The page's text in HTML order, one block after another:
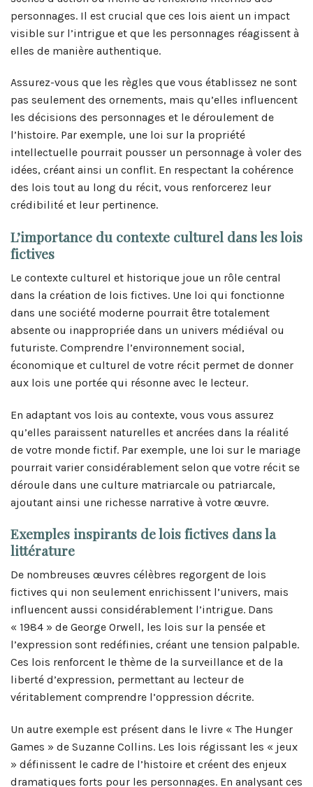
personnages. Il est crucial que ces lois aient un impact
visible sur l’intrigue et que les personnages réagissent à
elles de manière authentique.
Assurez-vous que les règles que vous établissez ne sont
pas seulement des ornements, mais qu’elles influencent
les décisions des personnages et le déroulement de
l’histoire. Par exemple, une loi sur la propriété
intellectuelle pourrait pousser un personnage à voler des
idées, créant ainsi un conflit. En respectant la cohérence
des lois tout au long du récit, vous renforcerez leur
crédibilité et leur pertinence.
L’importance du contexte culturel dans les lois
fictives
Le contexte culturel et historique joue un rôle central
dans la création de lois fictives. Une loi qui fonctionne
dans une société moderne pourrait être totalement
absente ou inappropriée dans un univers médiéval ou
futuriste. Comprendre l’environnement social,
économique et culturel de votre récit permet de donner
aux lois une portée qui résonne avec le lecteur.
En adaptant vos lois au contexte, vous vous assurez
qu’elles paraissent naturelles et ancrées dans la réalité
de votre monde fictif. Par exemple, une loi sur le mariage
pourrait varier considérablement selon que votre récit se
déroule dans une culture matriarcale ou patriarcale,
ajoutant ainsi une richesse narrative à votre œuvre.
Exemples inspirants de lois fictives dans la
littérature
De nombreuses œuvres célèbres regorgent de lois
fictives qui non seulement enrichissent l’univers, mais
influencent aussi considérablement l’intrigue. Dans
« 1984 » de George Orwell, les lois sur la pensée et
l’expression sont redéfinies, créant une tension palpable.
Ces lois renforcent le thème de la surveillance et de la
liberté d’expression, permettant au lecteur de
véritablement comprendre l’oppression décrite.
Un autre exemple est présent dans le livre « The Hunger
Games » de Suzanne Collins. Les lois régissant les « jeux
» définissent le cadre de l’histoire et créent des enjeux
dramatiques forts pour les personnages. En analysant ces